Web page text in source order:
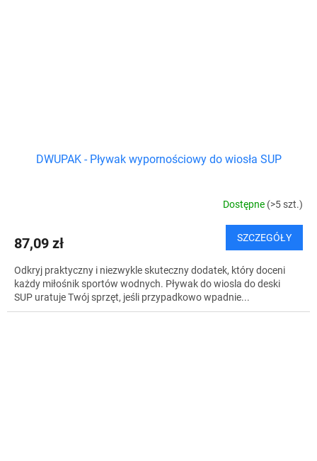
DWUPAK - Pływak wypornościowy do wiosła SUP
Dostępne (>5 szt.)
87,09 zł SZCZEGÓŁY
Odkryj praktyczny i niezwykle skuteczny dodatek, który doceni
każdy miłośnik sportów wodnych. Pływak do wiosla do deski
SUP uratuje Twój sprzęt, jeśli przypadkowo wpadnie...